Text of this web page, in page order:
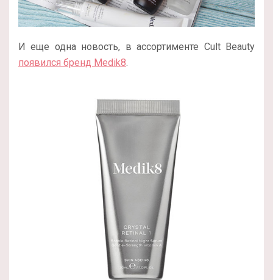
И еще одна новость, в ассортименте Cult Beauty
появился бренд Medik8.